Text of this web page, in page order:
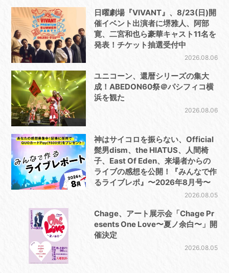
日曜劇場『VIVANT』、8/23(日)開
催イベント出演者に堺雅人、阿部
寛、二宮和也ら豪華キャスト11名を
発表！チケット抽選受付中
2026.08.06
ユニコーン、還暦シリーズの集大
成！ABEDON60祭＠パシフィコ横
浜を観た
2026.08.06
神はサイコロを振らない、Official
髭男dism、the HIATUS、人間椅
子、East Of Eden、来場者からの
ライブの感想を公開！『みんなで作
るライブレポ』〜2026年8月号〜
2026.08.05
Chage、アート展示会「Chage Pr
esents One Love〜夏ノ余白〜」開
催決定
2026.08.05